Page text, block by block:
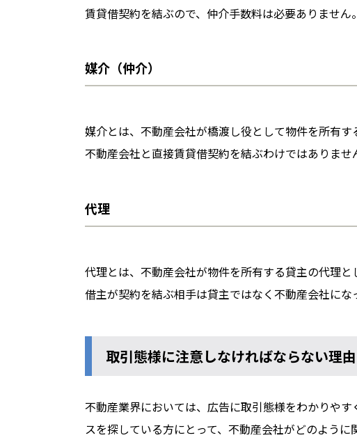
賃貸借契約を結ぶので、仲介手数料は必要ありません。
媒介（仲介）
媒介とは、不動産会社が橋渡し役として物件を所有
不動産会社と直接賃貸借契約を結ぶわけではありま
代理
代理とは、不動産会社が物件を所有する貸主の代理
借主が契約を結ぶ相手は貸主ではなく不動産会社に
取引態様に注意しなければならない理
不動産業界においては、広告に取引態様をわかりや
スを探している方にとって、不動産会社がどのよう